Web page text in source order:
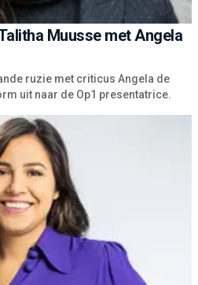
Muusse met Angela
ruzie met criticus Angela de
uit naar de Op1 presentatrice.